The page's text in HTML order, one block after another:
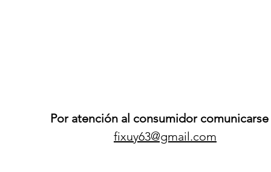
Por atención al consumidor comunicarse
fixuy63@gmail.com